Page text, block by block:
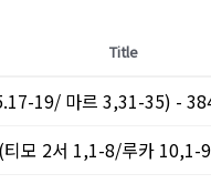
Title
19/ 마르 3,31-35) -
티모 2서 1,1-8/루카 10,1-